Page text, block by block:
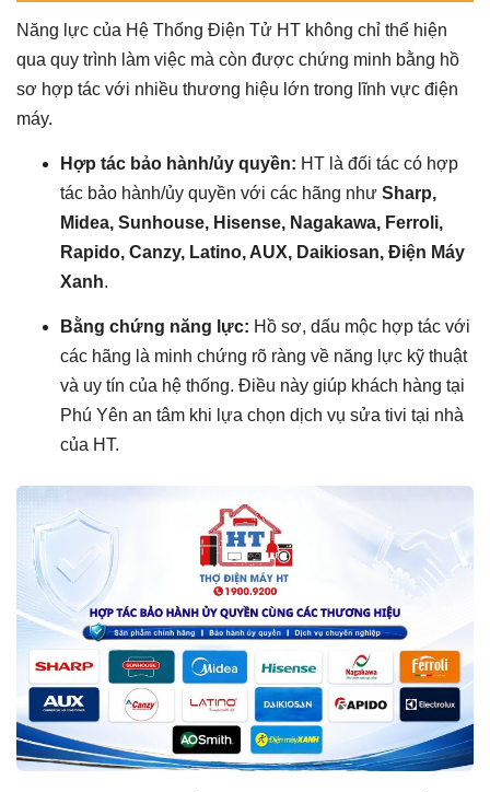
Năng lực của Hệ Thống Điện Tử HT không chỉ thể hiện
qua quy trình làm việc mà còn được chứng minh bằng hồ
sơ hợp tác với nhiều thương hiệu lớn trong lĩnh vực điện
máy.
Hợp tác bảo hành/ủy quyền: HT là đối tác có hợp
tác bảo hành/ủy quyền với các hãng như Sharp,
Midea, Sunhouse, Hisense, Nagakawa, Ferroli,
Rapido, Canzy, Latino, AUX, Daikiosan, Điện Máy
Xanh.
Bằng chứng năng lực: Hồ sơ, dấu mộc hợp tác với
các hãng là minh chứng rõ ràng về năng lực kỹ thuật
và uy tín của hệ thống. Điều này giúp khách hàng tại
Phú Yên an tâm khi lựa chọn dịch vụ sửa tivi tại nhà
của HT.